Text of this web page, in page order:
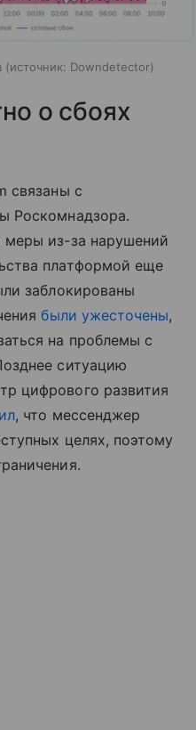
источник: Downdetector
о сбоях
связаны с
Роскомнадзора.
меры из-за нарушений
платформой еще
заблокированы
были ужесточены,
на проблемы с
ситуацию
цифрового развития
, что мессенджер
целях, поэтому